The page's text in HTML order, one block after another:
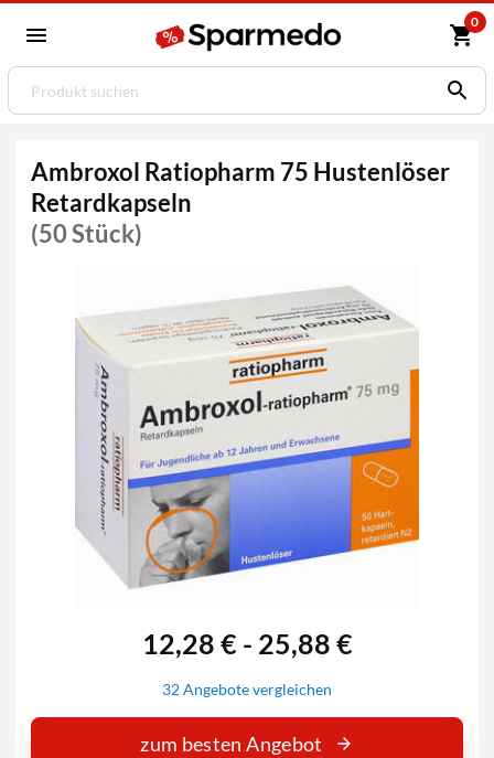
0
Ambroxol Ratiopharm 75 Hustenlöser
Retardkapseln
(50 Stück)
12,28 € - 25,88 €
32 Angebote vergleichen
zum besten Angebot